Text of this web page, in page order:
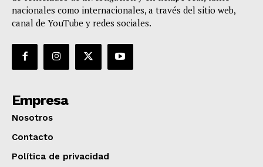
nacionales como internacionales, a través del sitio web,
canal de YouTube y redes sociales.
Empresa
Nosotros
Contacto
Política de privacidad